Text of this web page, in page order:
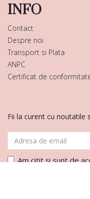
INFO
Contact
Despre noi
Transport si Plata
ANPC
Certificat de
Fii la curent cu noutatile
Am citit şi sunt de